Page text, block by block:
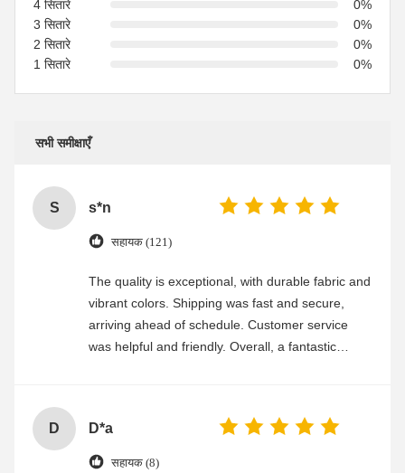
4 सितारे
0%
3 सितारे
0%
2 सितारे
0%
1 सितारे
0%
सभी समीक्षाएँ
S s*n
सहायक (121)
The quality is exceptional, with durable fabric and
vibrant colors. Shipping was fast and secure,
arriving ahead of schedule. Customer service
was helpful and friendly. Overall, a fantastic
D D*a
सहायक (8)